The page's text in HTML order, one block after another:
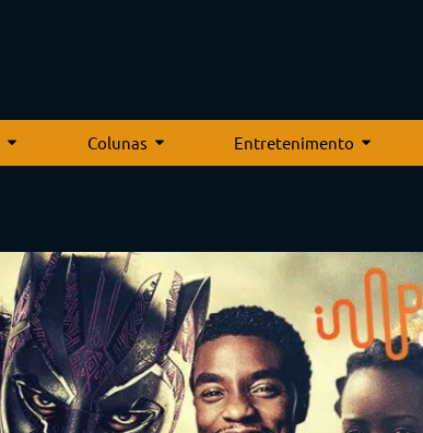
Colunas Entretenimento